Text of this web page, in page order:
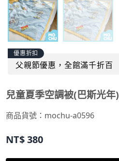
優惠折扣
父親節優惠，全館滿千折百
兒童夏季空調被(巴斯光年)
商品貨號： mochu-a0596
NT$380